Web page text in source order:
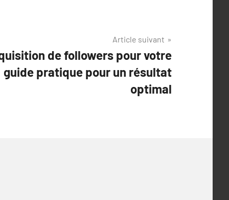
Article suivant
de followers pour votre
guide pratique pour un résultat
optimal